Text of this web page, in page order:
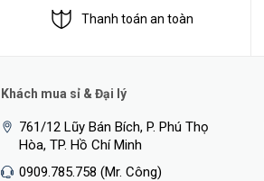
Thanh toán an toàn
Khách mua sỉ & Đại lý
761/12 Lũy Bán Bích, P. Phú Thọ
Hòa, TP. Hồ Chí Minh
0909.785.758 (Mr. Công)